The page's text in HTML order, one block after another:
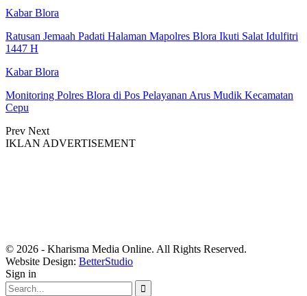
Kabar Blora
Ratusan Jemaah Padati Halaman Mapolres Blora Ikuti Salat Idulfitri
1447 H
Kabar Blora
Monitoring Polres Blora di Pos Pelayanan Arus Mudik Kecamatan
Cepu
Prev Next
IKLAN ADVERTISEMENT
© 2026 - Kharisma Media Online. All Rights Reserved.
Website Design: BetterStudio
Sign in